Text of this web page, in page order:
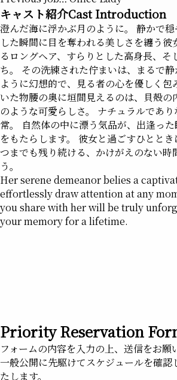
キャスト紹介Cast Introduction
澄んだ海に浮かぶ月のように。 静かで
した瞬間に目を奪われる美しさを纏う
るロングヘア、すらりとした高身長、そ
ち。 その洗練された佇まいは、まるで
ように幻想的で、見る者の心を優しく包
いた物腰の奥に垣間見えるのは、貝殻の
のような可愛らしさ。 ナチュラルであ
常。 自然体の中に漂う気品が、出逢っ
をもたらします。 彼女と過ごすひとと
つまでも残り続ける、かけがえのない時
う。
Her serene demeanor belies a
effortlessly draw attention at any
you share with her will be truly
your memory for a lifetime.
Priority Reservation
フォームの内容を入力の上、送信をお願
⼀般公開に先駆けてスケジュールを確認
たします。